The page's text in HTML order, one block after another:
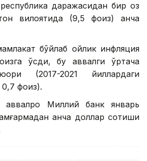
даражасидан бир оз
вилоятида (9,5 фоиз) анча
бўйлаб ойлик инфляция
ўсди, бу аввалги ўртача
(2017-2021 йиллардаги
фоиз).
аввалроқ Миллий банк январь
қанча доллар сотиши